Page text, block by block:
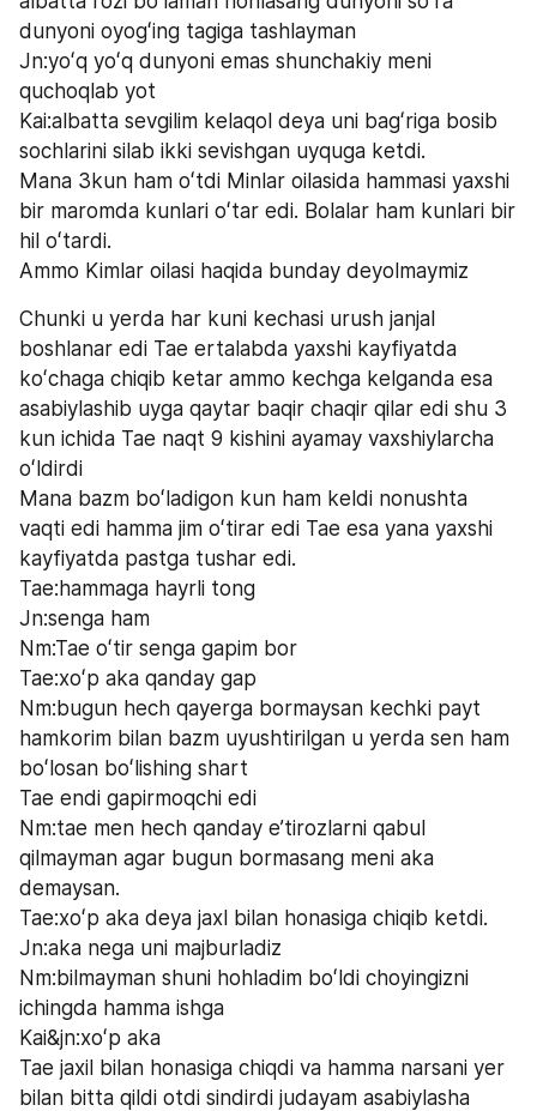
dunyoni oyogʻing tagiga tashlayman
Jn:yoʻq yoʻq dunyoni emas shunchakiy meni
quchoqlab yot
Kai:albatta sevgilim kelaqol deya uni bagʻriga bosib
sochlarini silab ikki sevishgan uyquga ketdi.
Mana 3kun ham oʻtdi Minlar oilasida hammasi yaxshi
bir maromda kunlari oʻtar edi. Bolalar ham kunlari bir
hil oʻtardi.
Ammo Kimlar oilasi haqida bunday deyolmaymiz
Chunki u yerda har kuni kechasi urush janjal
boshlanar edi Tae ertalabda yaxshi kayfiyatda
koʻchaga chiqib ketar ammo kechga kelganda esa
asabiylashib uyga qaytar baqir chaqir qilar edi shu 3
kun ichida Tae naqt 9 kishini ayamay vaxshiylarcha
oʻldirdi
Mana bazm boʻladigon kun ham keldi nonushta
vaqti edi hamma jim oʻtirar edi Tae esa yana yaxshi
kayfiyatda pastga tushar edi.
Tae:hammaga hayrli tong
Jn:senga ham
Nm:Tae oʻtir senga gapim bor
Tae:xoʻp aka qanday gap
Nm:bugun hech qayerga bormaysan kechki payt
hamkorim bilan bazm uyushtirilgan u yerda sen ham
boʻlosan boʻlishing shart
Tae endi gapirmoqchi edi
Nm:tae men hech qanday eʼtirozlarni qabul
qilmayman agar bugun bormasang meni aka
demaysan.
Tae:xoʻp aka deya jaxl bilan honasiga chiqib ketdi.
Jn:aka nega uni majburladiz
Nm:bilmayman shuni hohladim boʻldi choyingizni
ichingda hamma ishga
Kai&jn:xoʻp aka
Tae jaxil bilan honasiga chiqdi va hamma narsani yer
bilan bitta qildi otdi sindirdi judayam asabiylasha